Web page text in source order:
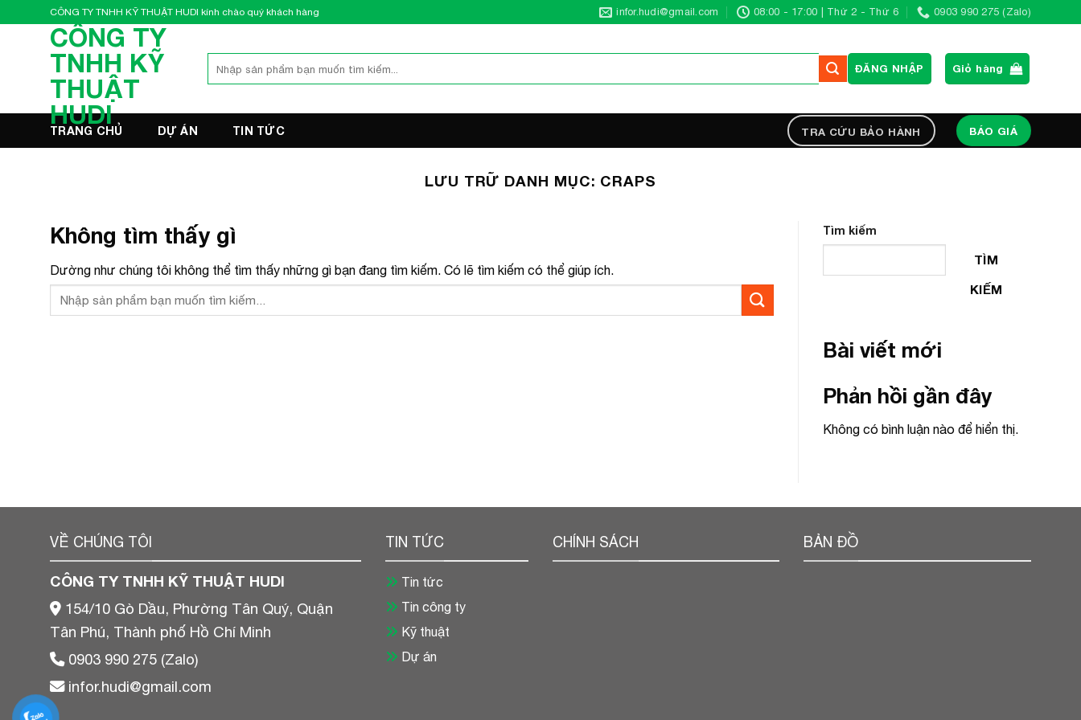
qua
CÔNG TY TNHH KỸ THUẬT HUDI kính chào quý khách hàng infor.hudi@gmail.com 08:00 - 17:00 | Thứ 2 - Thứ 6 0903 990 275 (Zalo)
CÔNG TY
TNHH KỸ
THUẬT
HUDI
kiếm:
ĐĂNG NHẬP Giỏ hàng
TRANG CHỦ DỰ ÁN TIN TỨC TRA CỨU BẢO HÀNH BÁO GIÁ
LƯU TRỮ DANH MỤC: CRAPS
Không tìm thấy gì
Dường như chúng tôi không thể tìm thấy những gì bạn đang tìm kiếm. Có lẽ tìm kiếm có thể giúp ích.
Tìm kiếm
TÌM
KIẾM
Bài viết mới
Phản hồi gần đây
Không có bình luận nào để hiển thị.
VỀ CHÚNG TÔI
CÔNG TY TNHH KỸ THUẬT HUDI
154/10 Gò Dầu, Phường Tân Quý, Quận
Tân Phú, Thành phố Hồ Chí Minh
0903 990 275 (Zalo)
infor.hudi@gmail.com
TIN TỨC
Tin tức
Tin công ty
Kỹ thuật
Dự án
CHÍNH SÁCH BẢN ĐỒ